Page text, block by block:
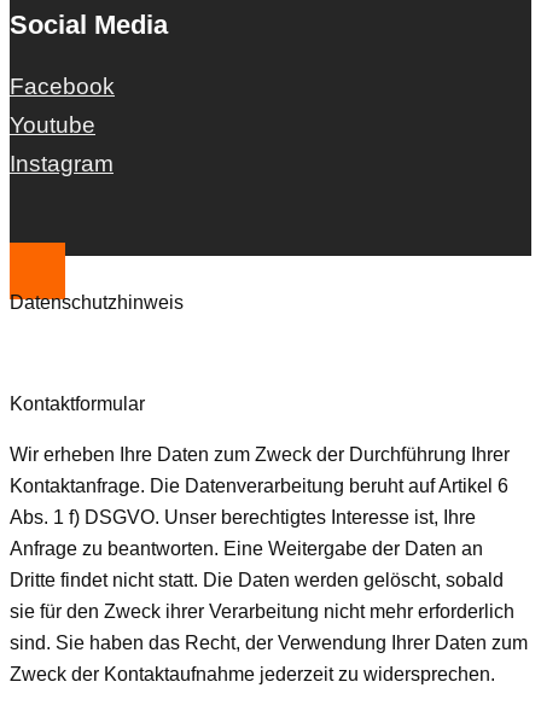
Social Media
Facebook
Youtube
Instagram
Datenschutzhinweis
Kontaktformular
Wir erheben Ihre Daten zum Zweck der Durchführung Ihrer
Kontaktanfrage. Die Datenverarbeitung beruht auf Artikel 6
Abs. 1 f) DSGVO. Unser berechtigtes Interesse ist, Ihre
Anfrage zu beantworten. Eine Weitergabe der Daten an
Dritte findet nicht statt. Die Daten werden gelöscht, sobald
sie für den Zweck ihrer Verarbeitung nicht mehr erforderlich
sind. Sie haben das Recht, der Verwendung Ihrer Daten zum
Zweck der Kontaktaufnahme jederzeit zu widersprechen.